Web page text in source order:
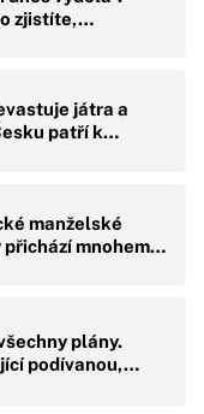
zjistíte,…
játra a
patří k…
manželské
mnohem…
plány.
podívanou,…